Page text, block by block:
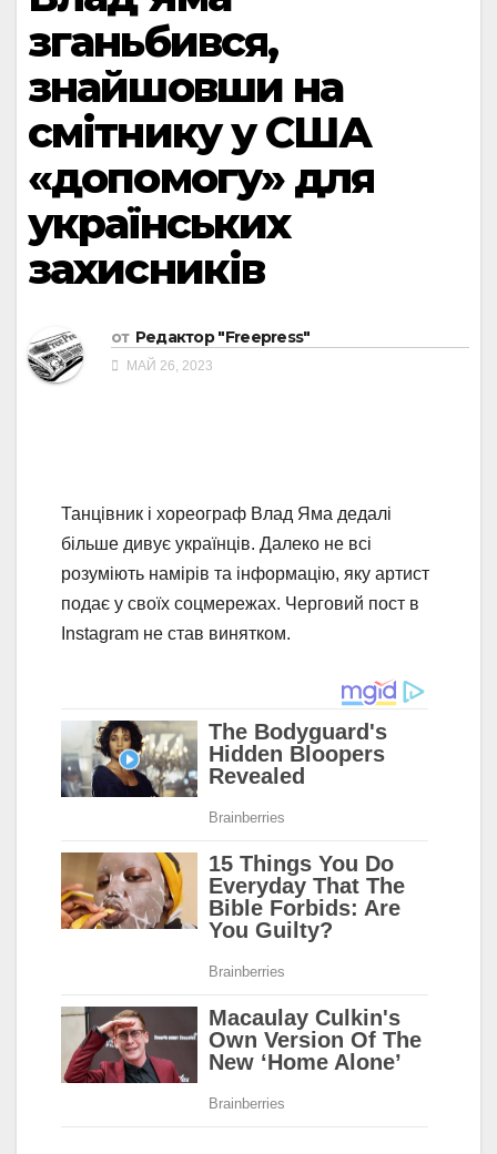
зганьбився,
знайшовши на
смітнику у США
«допомогу» для
українських
захисників
от Редактор "Freepress"
МАЙ 26, 2023
Танцівник і хореограф Влад Яма дедалі
більше дивує українців. Далеко не всі
розуміють намірів та інформацію, яку артист
подає у своїх соцмережах. Черговий пост в
Instagram не став винятком.